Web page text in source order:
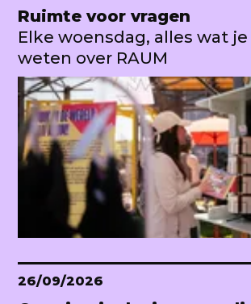
Ruimte voor vragen
Elke woensdag, alles wat
weten over RAUM
26/09/2026